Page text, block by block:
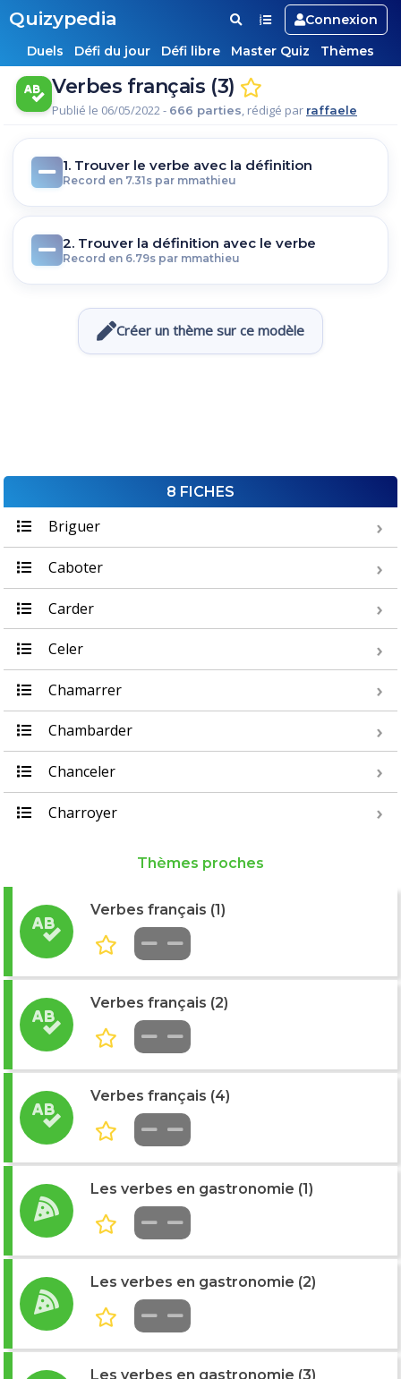
Quizypedia
Connexion
Duels
Défi du jour Défi libre Master Quiz Thèmes
Verbes français (3)
Publié le 06/05/2022 - 666 parties, rédigé par raffaele
1. Trouver le verbe avec la définition
Record en 7.31s par mmathieu
2. Trouver la définition avec le verbe
Record en 6.79s par mmathieu
Créer un thème sur ce modèle
8 FICHES
Briguer
Caboter
Carder
Celer
Chamarrer
Chambarder
Chanceler
Charroyer
Thèmes proches
Verbes français (1)
Verbes français (2)
Verbes français (4)
Les verbes en gastronomie (1)
Les verbes en gastronomie (2)
Les verbes en gastronomie (3)